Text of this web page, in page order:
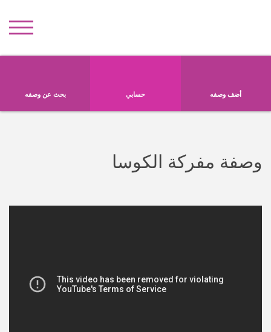
أضف وصفه حسابي بحث عن وصفه
وصفة مفركة الكوسا